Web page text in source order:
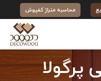
محاسبه متراژ کفپوش